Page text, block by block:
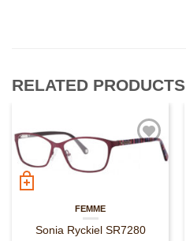
RELATED PRODUCTS
FEMME
Sonia Ryckiel SR7280